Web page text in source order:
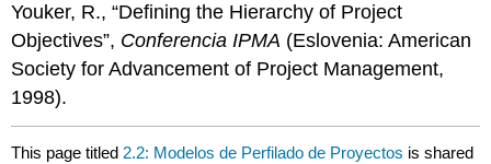
Youker, R., “Defining the Hierarchy of Project
Objectives”, Conferencia IPMA (Eslovenia: American
Society for Advancement of Project Management,
1998).
This page titled 2.2: Modelos de Perfilado de Proyectos is shared